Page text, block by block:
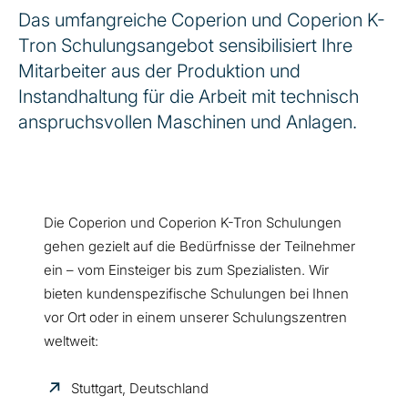
Das umfangreiche Coperion und Coperion K-
Tron Schulungsangebot sensibilisiert Ihre
Mitarbeiter aus der Produktion und
Instandhaltung für die Arbeit mit technisch
anspruchsvollen Maschinen und Anlagen.
Die Coperion und Coperion K-Tron Schulungen
gehen gezielt auf die Bedürfnisse der Teilnehmer
ein – vom Einsteiger bis zum Spezialisten. Wir
bieten kundenspezifische Schulungen bei Ihnen
vor Ort oder in einem unserer Schulungszentren
weltweit:
Stuttgart, Deutschland